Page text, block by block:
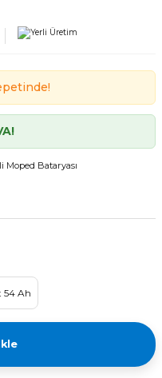
Moped Bataryası
54 Ah